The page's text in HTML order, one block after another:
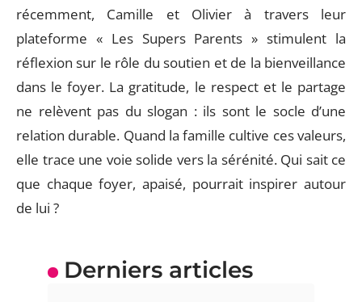
récemment, Camille et Olivier à travers leur
plateforme « Les Supers Parents » stimulent la
réflexion sur le rôle du soutien et de la bienveillance
dans le foyer. La gratitude, le respect et le partage
ne relèvent pas du slogan : ils sont le socle d’une
relation durable. Quand la famille cultive ces valeurs,
elle trace une voie solide vers la sérénité. Qui sait ce
que chaque foyer, apaisé, pourrait inspirer autour
de lui ?
Derniers articles